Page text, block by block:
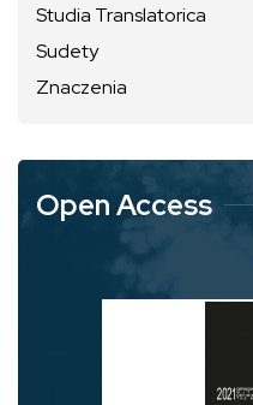
Studia Translatorica
Sudety
Znaczenia
Open Access